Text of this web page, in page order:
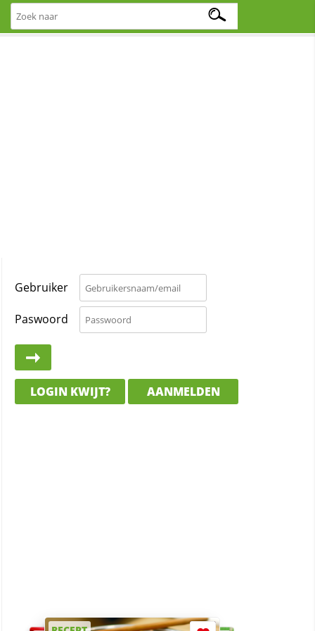
Gebruiker
Paswoord
LOGIN KWIJT? AANMELDEN